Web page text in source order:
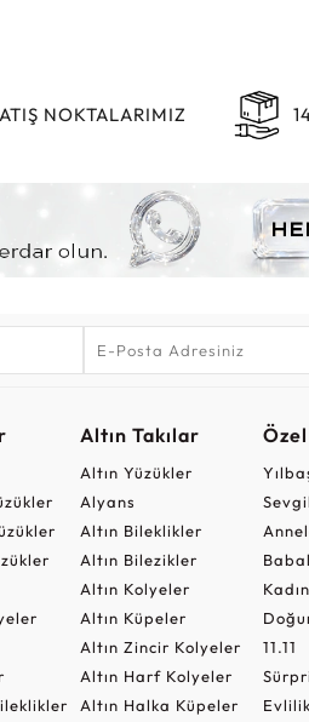
NOKTALARIMIZ
Altın Takılar
Altın Yüzükler
Alyans
Altın Bileklikler
Altın Bilezikler
Altın Kolyeler
Altın Küpeler
Altın Zincir Kolyeler
Altın Harf Kolyeler
Altın Halka Küpeler
11.11